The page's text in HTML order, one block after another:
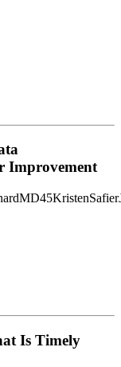
Improvement
Is Timely